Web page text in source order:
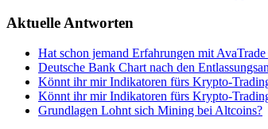
Aktuelle Antworten
Hat schon jemand Erfahrungen mit AvaTrade
Deutsche Bank Chart nach den
Könnt ihr mir Indikatoren fürs Krypto-
Könnt ihr mir Indikatoren fürs Krypto-
Grundlagen Lohnt sich Mining bei Altcoins?